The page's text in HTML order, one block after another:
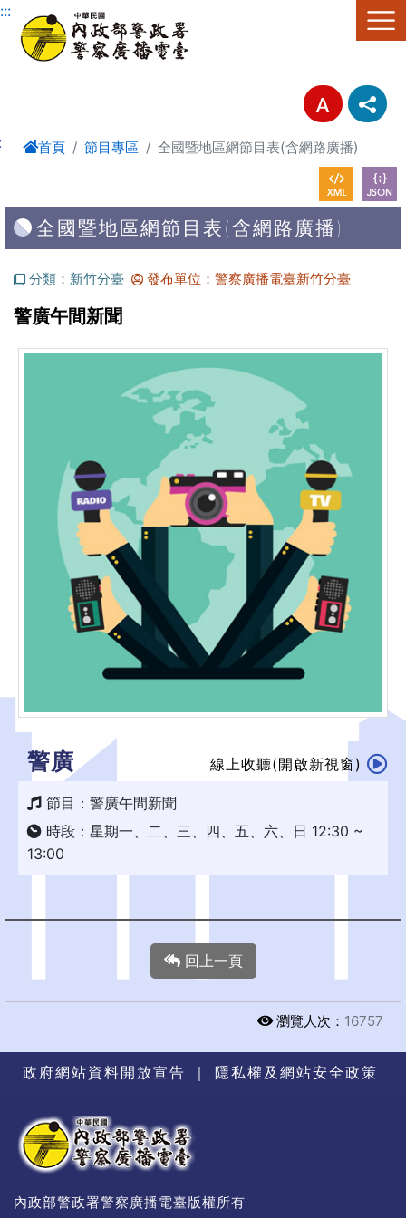
進入內容區塊
:::
首頁 節目專區 全國暨地區網節目表(含網路廣播)
全國暨地區網節目表(含網路廣播)
分類：新竹分臺 發布單位：警察廣播電臺新竹分臺
警廣午間新聞
警廣 線上收聽(開啟新視窗)
節目：警廣午間新聞
時段：星期一、二、三、四、五、六、日 12:30 ~
13:00
回上一頁
瀏覽人次： 16757
政府網站資料開放宣告 ｜ 隱私權及網站安全政策
內政部警政署警察廣播電臺版權所有